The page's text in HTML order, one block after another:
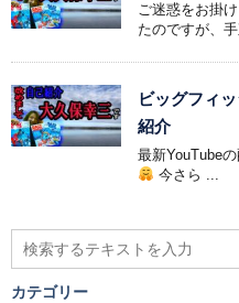
ご迷惑をお掛
たのですが、
ビッグフィ
紹介
最新YouTube
今さら ...
カテゴリー